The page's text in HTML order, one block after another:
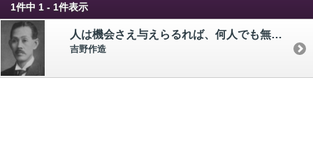
1件中 1 - 1件表示
人は機会さえ与えらるれば、何人でも無限にその能力を発揮するものである。
吉野作造